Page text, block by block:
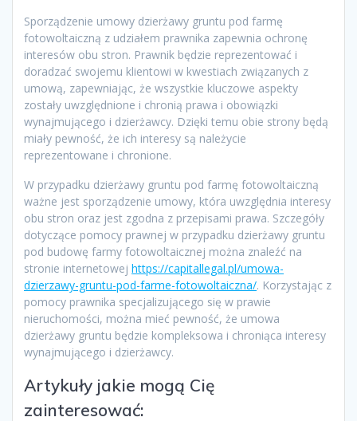
Sporządzenie umowy dzierżawy gruntu pod farmę
fotowoltaiczną z udziałem prawnika zapewnia ochronę
interesów obu stron. Prawnik będzie reprezentować i
doradzać swojemu klientowi w kwestiach związanych z
umową, zapewniając, że wszystkie kluczowe aspekty
zostały uwzględnione i chronią prawa i obowiązki
wynajmującego i dzierżawcy. Dzięki temu obie strony będą
miały pewność, że ich interesy są należycie
reprezentowane i chronione.
W przypadku dzierżawy gruntu pod farmę fotowoltaiczną
ważne jest sporządzenie umowy, która uwzględnia interesy
obu stron oraz jest zgodna z przepisami prawa. Szczegóły
dotyczące pomocy prawnej w przypadku dzierżawy gruntu
pod budowę farmy fotowoltaicznej można znaleźć na
stronie internetowej https://capitallegal.pl/umowa-
dzierzawy-gruntu-pod-farme-fotowoltaiczna/. Korzystając z
pomocy prawnika specjalizującego się w prawie
nieruchomości, można mieć pewność, że umowa
dzierżawy gruntu będzie kompleksowa i chroniąca interesy
wynajmującego i dzierżawcy.
Artykuły jakie mogą Cię
zainteresować: